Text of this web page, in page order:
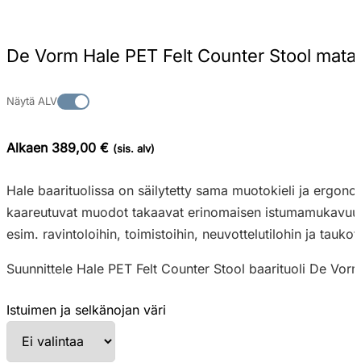
De Vorm Hale PET Felt Counter Stool
Näytä ALV
Alkaen 389,00 € (sis. alv)
Hale baarituolissa on säilytetty sama muotokieli ja
kaareutuvat muodot takaavat erinomaisen
esim. ravintoloihin, toimistoihin, neuvottelutilohin ja
Suunnittele Hale PET Felt Counter Stool baarituoli De
Istuimen ja selkänojan väri